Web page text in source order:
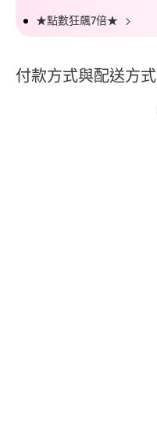
★點數狂飆7倍★
付款方式與配送方式